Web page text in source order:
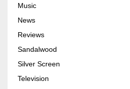
Music
News
Reviews
Sandalwood
Silver Screen
Television